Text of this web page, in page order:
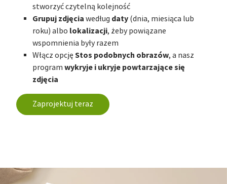
stworzyć czytelną kolejność
Grupuj zdjęcia według daty (dnia, miesiąca lub
roku) albo lokalizacji, żeby powiązane
wspomnienia były razem
Włącz opcję Stos podobnych obrazów, a nasz
program wykryje i ukryje powtarzające się
zdjęcia
Zaprojektuj teraz